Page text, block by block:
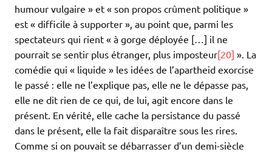
humour vulgaire » et « son propos crûment politique »
est « difficile à supporter », au point que, parmi les
spectateurs qui rient « à gorge déployée […] il ne
pourrait se sentir plus étranger, plus imposteur[20] ». La
comédie qui « liquide » les idées de l’apartheid exorcise
le passé : elle ne l’explique pas, elle ne le dépasse pas,
elle ne dit rien de ce qui, de lui, agit encore dans le
présent. En vérité, elle cache la persistance du passé
dans le présent, elle la fait disparaître sous les rires.
Comme si on pouvait se débarrasser d’un demi-siècle